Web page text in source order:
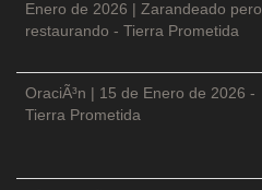
Enero de 2026 | Zarandeado pero
restaurando - Tierra Prometida
OraciÃ³n | 15 de Enero de 2026 -
Tierra Prometida